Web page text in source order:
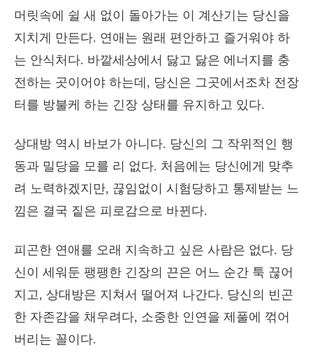
머릿속에 쉴 새 없이 돌아가는 이 계산기는 당신을
지치게 만든다. 연애는 원래 편안하고 즐거워야 하
는 안식처다. 바깥세상에서 닳고 닳은 에너지를 충
전하는 곳이어야 하는데, 당신은 그곳에서조차 전장
터를 방불케 하는 긴장 상태를 유지하고 있다.
상대방 역시 바보가 아니다. 당신의 그 작위적인 행
동과 밀당을 모를 리 없다. 처음에는 당신에게 맞추
려 노력하겠지만, 끊임없이 시험당하고 통제받는 느
낌은 결국 짙은 피로감으로 바뀐다.
피곤한 연애를 오래 지속하고 싶은 사람은 없다. 당
신이 세워둔 팽팽한 긴장의 끈은 어느 순간 툭 끊어
지고, 상대방은 지쳐서 떨어져 나간다. 당신의 빈곤
한 자존감을 채우려다, 소중한 인연을 제풀에 꺾어
버리는 꼴이다.